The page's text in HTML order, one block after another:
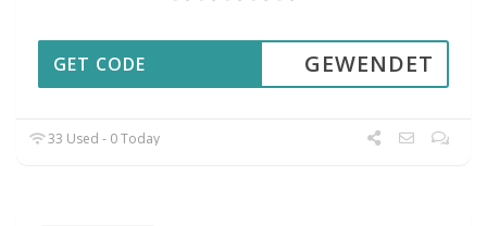
GEWENDET
GET CODE
33 Used - 0 Today